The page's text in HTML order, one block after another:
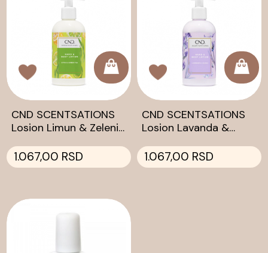
CND SCENTSATIONS
Losion Limun & Zeleni
1.067,00 RSD
CND SCENTSATIONS
Losion Lavanda &
1.067,00 RSD